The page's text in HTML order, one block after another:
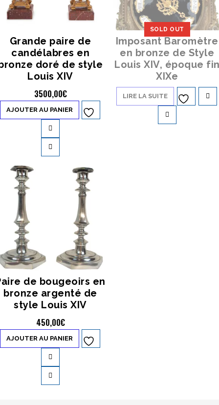
Grande paire de
candélabres en
doré de style
Louis XIV
3500,00€
AJOUTER AU PANIER
SOLD OUT
Imposant Baromètre
en bronze de Style
Louis XIV, époque
XIXe
LIRE LA SUITE
de bougeoirs en
bronze argenté de
style Louis XIV
450,00€
AJOUTER AU PANIER